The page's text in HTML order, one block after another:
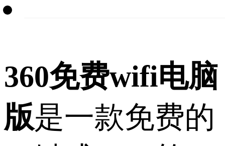
360免费wifi电脑
版是一款免费的